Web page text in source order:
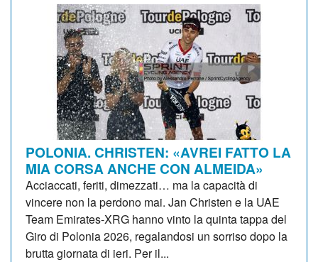
POLONIA. CHRISTEN: «AVREI FATTO LA
MIA CORSA ANCHE CON ALMEIDA»
Acciaccati, feriti, dimezzati… ma la capacità di
vincere non la perdono mai. Jan Christen e la UAE
Team Emirates-XRG hanno vinto la quinta tappa del
Giro di Polonia 2026, regalandosi un sorriso dopo la
brutta giornata di ieri. Per il...